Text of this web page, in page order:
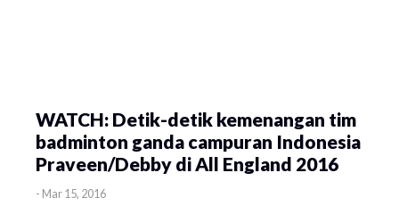
WATCH: Detik-detik kemenangan tim
badminton ganda campuran Indonesia
Praveen/Debby di All England 2016
- Mar 15, 2016